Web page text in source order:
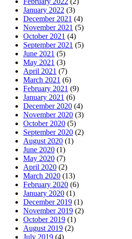
January 2022 (3)
December 2021 (4)
November 2021 (5)
October 2021 (4)
September 2021 (5)
June 2021 (5)
May 2021 (3)
April 2021 (7)
March 2021 (6)
February 2021 (9)
January 2021 (6)
December 2020 (4)
November 2020 (3)
October 2020 (5)
September 2020 (2)
August 2020 (1)
June 2020 (1)
May 2020 (7)
April 2020 (2)
March 2020 (13)
February 2020 (6)
January 2020 (1)
December 2019 (1)
November 2019 (2)
October 2019 (1)
August 2019 (2)
July 2019 (4)